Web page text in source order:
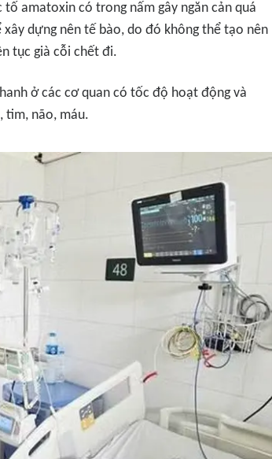
amatoxin có trong nấm gây ngăn cản quá
dựng nên tế bào, do đó không thể tạo nên
tục già cỗi chết đi.
ở các cơ quan có tốc độ hoạt động và
tim, não, máu.